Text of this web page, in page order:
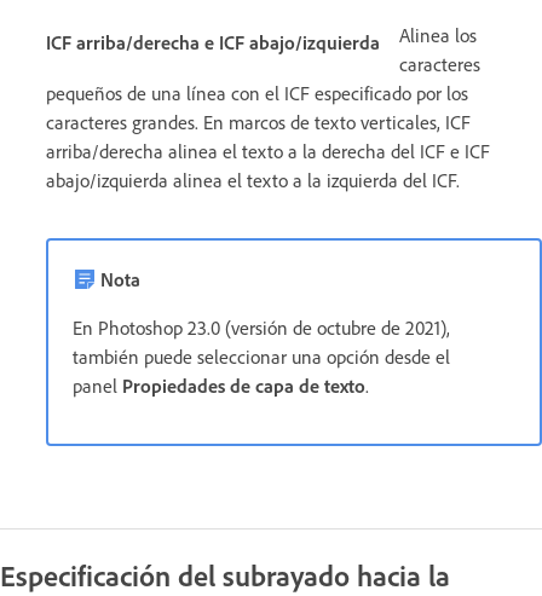
ICF arriba/derecha e ICF abajo/izquierda
Alinea los
caracteres
pequeños de una línea con el ICF especificado por los
caracteres grandes. En marcos de texto verticales, ICF
arriba/derecha alinea el texto a la derecha del ICF e ICF
abajo/izquierda alinea el texto a la izquierda del ICF.
Nota
En Photoshop 23.0 (versión de octubre de 2021),
también puede seleccionar una opción desde el
panel Propiedades de capa de texto.
Especificación del subrayado hacia la